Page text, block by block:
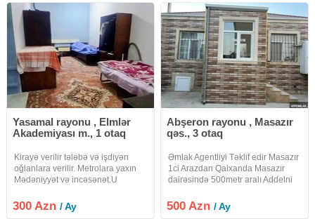
Yasamal rayonu , Elmlər
Akademiyası m., 1 otaq
Kirayə verilir tələbə və işdiyən
oğlanlara verilir. Metrolara yaxın
Mədəniyyət və incəsənət.U
həyətində ayrı-ayrılıqda üç ev var,
ailə yaşamır tələbə oğlanlar qalır.
300 Azn/ Ay
Abşeron rayonu , Masazır
qəs., 3 otaq
Əmlak Agentliyi Təklif edir Masazır
1ci Arazdan Qalxanda Masazır
dairəsində 500metr aralı Addelni
İstiliyi Kombi var Qiymət 500azn
Ofis Xidmət Haqqı 20%=100azn
500 Azn/ Ay